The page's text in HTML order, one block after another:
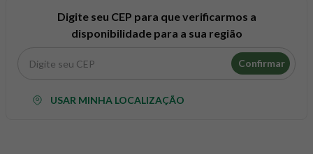
Digite seu CEP para que verificarmos a
disponibilidade para a sua região
Confirmar
USAR MINHA LOCALIZAÇÃO
psyllium